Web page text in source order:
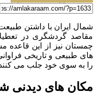
شمال ایران با داشتن
مقاصد گردشگری در
چمستان نیز از این قاعده
های طبیعی و تاریخی
را به سوی خود جلب می
مکان های دیدنی